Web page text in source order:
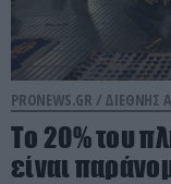
PRONEWS.GR / ΔΙΕΘΝΗΣ
Το 20% του
είναι